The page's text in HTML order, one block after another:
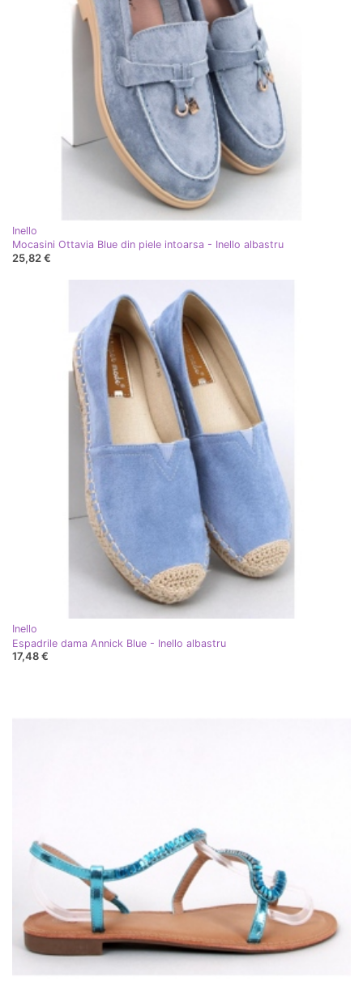
Inello
Mocasini Ottavia Blue din piele intoarsa - Inello albastru
25,82 €
Inello
Espadrile dama Annick Blue - Inello albastru
17,48 €